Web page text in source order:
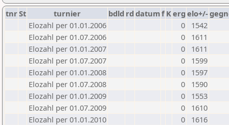
tnrSt turnier bdld rd datumf Kerg elo+/-
Elozahl per 01.01.2006
0
1542
Elozahl per 01.07.2006
0
1611
Elozahl per 01.01.2007
0
1611
Elozahl per 01.07.2007
0
1599
Elozahl per 01.01.2008
0
1597
Elozahl per 01.07.2008
0
1590
Elozahl per 01.01.2009
0
1553
Elozahl per 01.07.2009
0
1610
Elozahl per 01.01.2010
0
1616